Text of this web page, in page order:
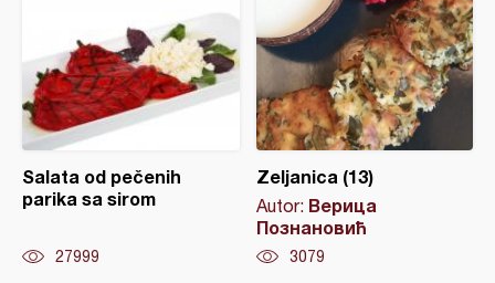
Salata od pečenih
parika sa sirom
27999
Zeljanica (13)
Autor: Верица
Познановић
3079